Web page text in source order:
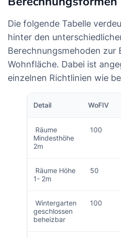
Die folgende Tabelle
hinter den
Berechnungsmehoden zur
Wohnfläche. Dabei ist
einzelnen Richtlinien wie
Detail WoFIV
Räume
Mindesthöhe
2m
100
Räume Höhe
1- 2m
50
Wintergarten
geschlossen
beheizbar
100